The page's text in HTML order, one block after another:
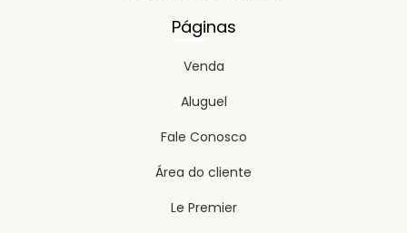
Páginas
Venda
Aluguel
Fale Conosco
Área do cliente
Le Premier